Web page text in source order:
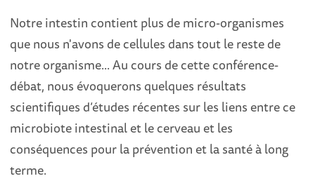
Notre intestin contient plus de micro-organismes
que nous n'avons de cellules dans tout le reste de
notre organisme... Au cours de cette conférence-
débat, nous évoquerons quelques résultats
scientifiques d’études récentes sur les liens entre ce
microbiote intestinal et le cerveau et les
conséquences pour la prévention et la santé à long
terme.